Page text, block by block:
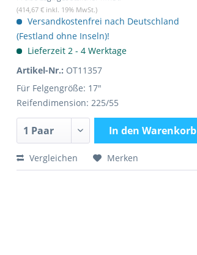
(414,67 € inkl. 19% MwSt.)
Versandkostenfrei nach Deutschland
(Festland ohne Inseln)!
Lieferzeit 2 - 4 Werktage
Artikel-Nr.: OT11357
Für Felgengröße: 17"
Reifendimension: 225/55
In den Warenkorb
Vergleichen Merken